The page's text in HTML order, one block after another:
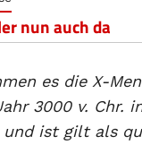
nun auch da
es die X-
3000 v. Chr.
ist gilt als